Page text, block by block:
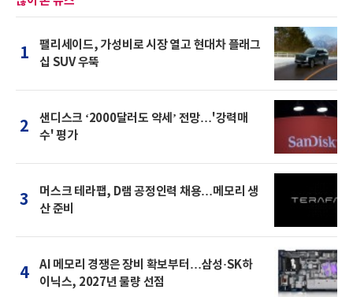
1
팰리세이드, 가성비로 시장 열고 현대차 플래그
십 SUV 우뚝
2
샌디스크 ‘2000달러도 약세’ 전망…'강력매
수' 평가
3
머스크 테라팹, D램 공정인력 채용…메모리 생
산 준비
4
AI 메모리 경쟁은 장비 확보부터…삼성·SK하
이닉스, 2027년 물량 선점